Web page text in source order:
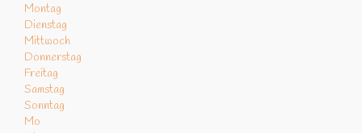
Montag
Dienstag
Mittwoch
Donnerstag
Freitag
Samstag
Sonntag
Mo